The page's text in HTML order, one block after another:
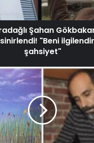
Şahan
"Beni
şahsiyet"